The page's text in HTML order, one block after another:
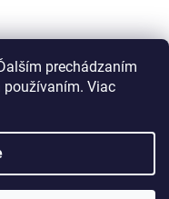
prechádzaním
používaním. Viac